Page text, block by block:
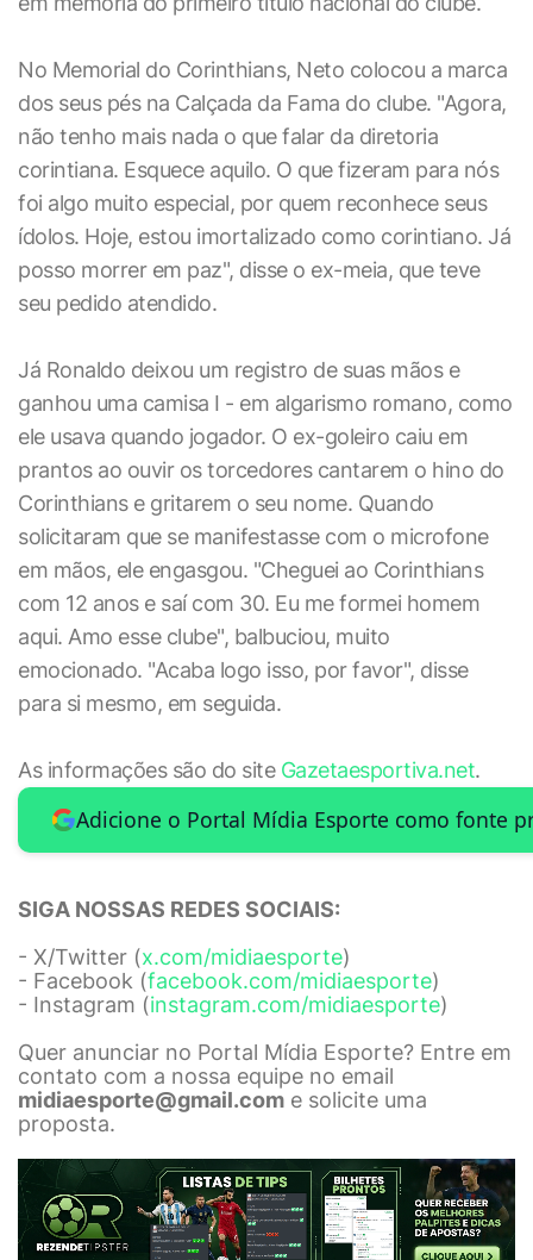
No Memorial do Corinthians, Neto colocou a marca
dos seus pés na Calçada da Fama do clube. "Agora,
não tenho mais nada o que falar da diretoria
corintiana. Esquece aquilo. O que fizeram para nós
foi algo muito especial, por quem reconhece seus
ídolos. Hoje, estou imortalizado como corintiano. Já
posso morrer em paz", disse o ex-meia, que teve
seu pedido atendido.
Já Ronaldo deixou um registro de suas mãos e
ganhou uma camisa I - em algarismo romano, como
ele usava quando jogador. O ex-goleiro caiu em
prantos ao ouvir os torcedores cantarem o hino do
Corinthians e gritarem o seu nome. Quando
solicitaram que se manifestasse com o microfone
em mãos, ele engasgou. "Cheguei ao Corinthians
com 12 anos e saí com 30. Eu me formei homem
aqui. Amo esse clube", balbuciou, muito
emocionado. "Acaba logo isso, por favor", disse
para si mesmo, em seguida.
As informações são do site Gazetaesportiva.net.
Adicione o Portal Mídia Esporte como fonte
SIGA NOSSAS REDES SOCIAIS:
- X/Twitter (x.com/midiaesporte)
- Facebook (facebook.com/midiaesporte)
- Instagram (instagram.com/midiaesporte)
Quer anunciar no Portal Mídia Esporte? Entre em
contato com a nossa equipe no email
midiaesporte@gmail.com e solicite uma
proposta.